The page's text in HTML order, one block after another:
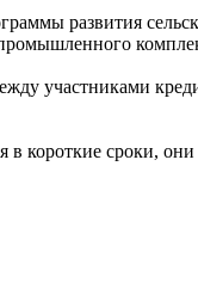
развития
участниками
в короткие сроки,